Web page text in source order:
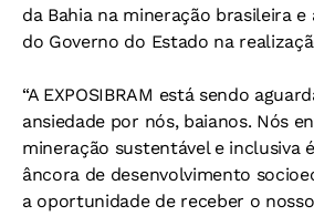
da Bahia na mineração brasileira
do Governo do Estado na
“A EXPOSIBRAM está sendo
ansiedade por nós, baianos. Nós
mineração sustentável e inclusiva
âncora de desenvolvimento
a oportunidade de receber o